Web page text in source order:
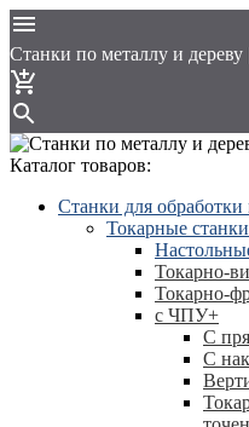
Cтанки по металлу и дереву
Каталог товаров:
Станки для обработки
Токарные станки
Токарно-
Токарно-
с ЧПУ+
С
C